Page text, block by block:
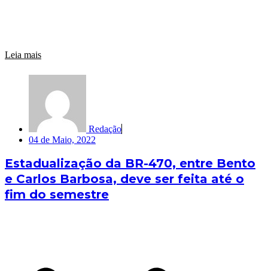
Leia mais
Redação
04 de Maio, 2022
Estadualização da BR-470, entre Bento
e Carlos Barbosa, deve ser feita até o
fim do semestre